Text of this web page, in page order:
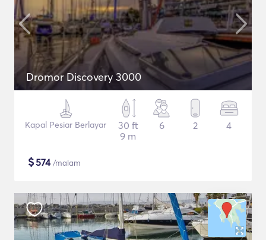
Dromor Discovery 3000
Kapal Pesiar Berlayar
30 ft
9 m
6 2 4
$574/malam